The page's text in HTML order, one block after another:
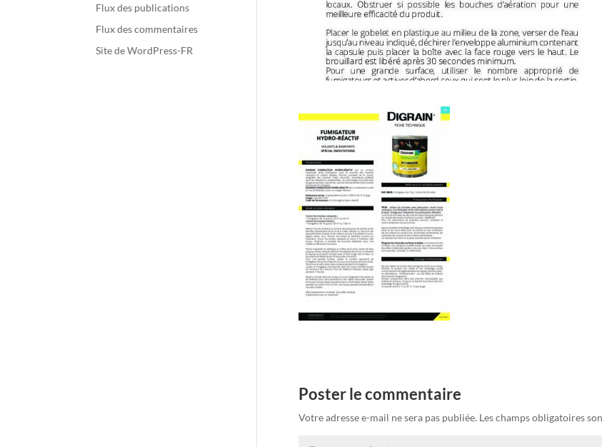
Poster le commentaire
Votre adresse e-mail ne sera pas publiée. Les champs obligatoires
Flux des publications
Flux des commentaires
Site de WordPress-FR